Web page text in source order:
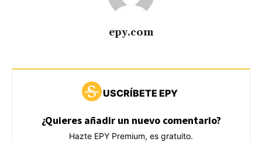
epy.com
USCRÍBETE EPY
¿Quieres añadir un nuevo comentario?
Hazte EPY Premium, es gratuito.